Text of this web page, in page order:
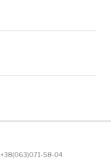
+38(063)071-58-04